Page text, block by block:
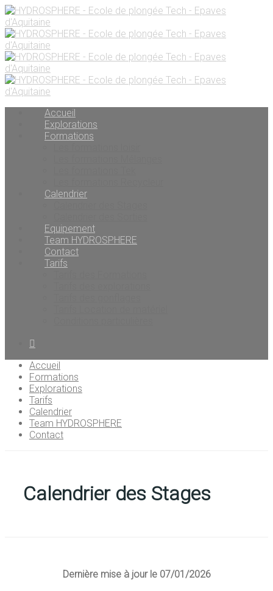
Accueil
Explorations
Formations
Calendrier
Equipement
Team HYDROSPHERE
Contact
Tarifs
Accueil
Formations
Explorations
Tarifs
Calendrier
Team HYDROSPHERE
Contact
Calendrier des Stages
Dernière mise à jour le 07/01/2026